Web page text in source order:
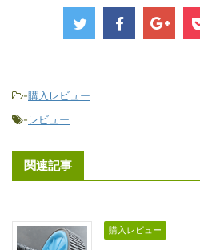
-購入レビュー
-レビュー
関連記事
購入レビュー